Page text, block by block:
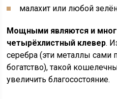
малахит или любой
Мощными являются и
четырёхлистный клевер.
серебра (эти металлы сами
богатство), такой
увеличить благосостояние.